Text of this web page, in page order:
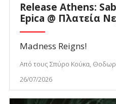
Release Athens:
Epica @ Πλατεία
Madness Reigns!
Από τους Σπύρο Κούκα,
26/07/2026